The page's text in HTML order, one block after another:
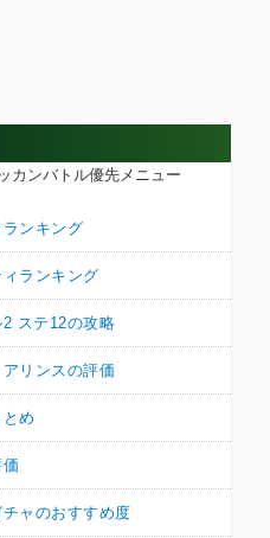
カンバトル優先メニュー
ンキング
ランキング
ステ12の攻略
アリンスの評価
め
ャのおすすめ度